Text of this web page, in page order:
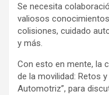
Se necesita
valiosos
colisiones, cuidado
y más.
Con esto en mente, la
de la movilidad: Retos
Automotriz”, para